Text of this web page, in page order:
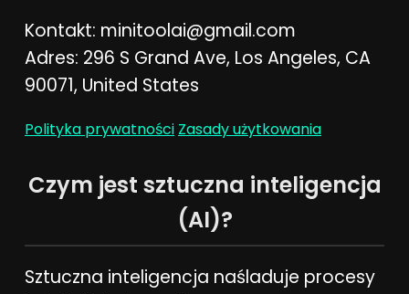
Kontakt: minitoolai@gmail.com
Adres: 296 S Grand Ave, Los Angeles, CA
90071, United States
Polityka prywatności Zasady użytkowania
Czym jest sztuczna inteligencja
(AI)?
Sztuczna inteligencja naśladuje procesy